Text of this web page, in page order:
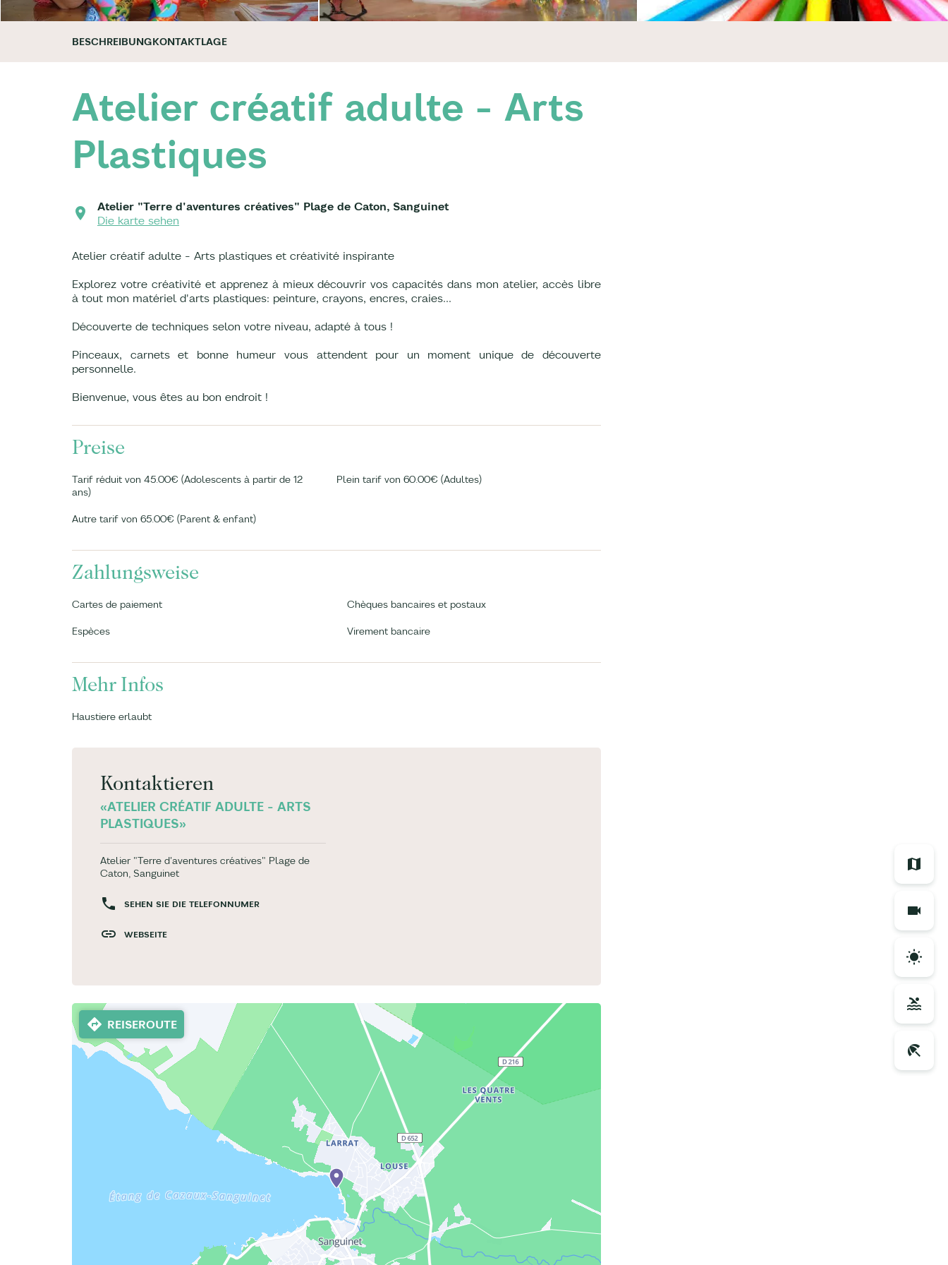
BESCHREIBUNGKONTAKTLAGE
Atelier créatif adulte - Arts
Plastiques
Atelier "Terre d'aventures créatives" Plage de Caton, Sanguinet
Die karte sehen
Atelier créatif adulte - Arts plastiques et créativité inspirante
Explorez votre créativité et apprenez à mieux découvrir vos capacités dans mon atelier, accès libre
à tout mon matériel d'arts plastiques: peinture, crayons, encres, craies...
Découverte de techniques selon votre niveau, adapté à tous !
Pinceaux, carnets et bonne humeur vous attendent pour un moment unique de découverte
personnelle.
Bienvenue, vous êtes au bon endroit !
Preise
Tarif réduit von 45.00€ (Adolescents à partir de 12
ans)
Plein tarif von 60.00€ (Adultes)
Autre tarif von 65.00€ (Parent & enfant)
Zahlungsweise
Cartes de paiement Chèques bancaires et postaux
Espèces Virement bancaire
Mehr Infos
Haustiere erlaubt
Kontaktieren
«ATELIER CRÉATIF ADULTE - ARTS
PLASTIQUES»
Atelier "Terre d'aventures créatives" Plage de
Caton, Sanguinet
SEHEN SIE DIE TELEFONNUMER
WEBSEITE
REISEROUTE